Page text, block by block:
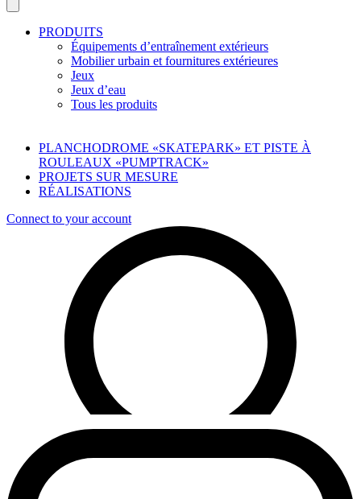
PRODUITS
Équipements d’entraînement extérieurs
Mobilier urbain et fournitures extérieures
Jeux
Jeux d’eau
Tous les produits
PLANCHODROME «SKATEPARK» ET PISTE À
ROULEAUX «PUMPTRACK»
PROJETS SUR MESURE
RÉALISATIONS
Connect to your account